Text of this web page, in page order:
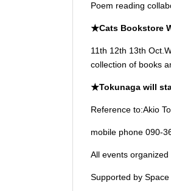
Poem reading
★Cats Bookstore
11th 12th 13th
collection of books
★Tokunaga will
Reference to:Akio
mobile phone 090-
All events
Supported by